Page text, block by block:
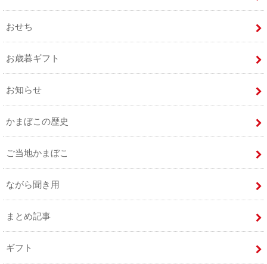
おせち
お歳暮ギフト
お知らせ
かまぼこの歴史
ご当地かまぼこ
ながら聞き用
まとめ記事
ギフト